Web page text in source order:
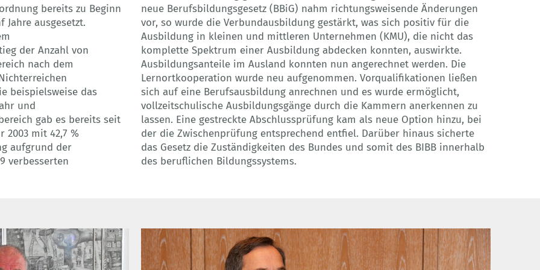
bereits zu Beginn
ausgesetzt.
der Anzahl von
nach dem
beispielsweise das
und
gab es bereits seit
2003 mit 42,7 %
aufgrund der
verbesserten
neue Berufsbildungsgesetz (BBiG) nahm richtungsweisende Änderungen
vor, so wurde die Verbundausbildung gestärkt, was sich positiv für die
Ausbildung in kleinen und mittleren Unternehmen (KMU), die nicht das
komplette Spektrum einer Ausbildung abdecken konnten, auswirkte.
Ausbildungsanteile im Ausland konnten nun angerechnet werden. Die
Lernortkooperation wurde neu aufgenommen. Vorqualifikationen ließen
sich auf eine Berufsausbildung anrechnen und es wurde ermöglicht,
vollzeitschulische Ausbildungsgänge durch die Kammern anerkennen zu
lassen. Eine gestreckte Abschlussprüfung kam als neue Option hinzu, bei
der die Zwischenprüfung entsprechend entfiel. Darüber hinaus sicherte
das Gesetz die Zuständigkeiten des Bundes und somit des BIBB innerhalb
des beruflichen Bildungssystems.